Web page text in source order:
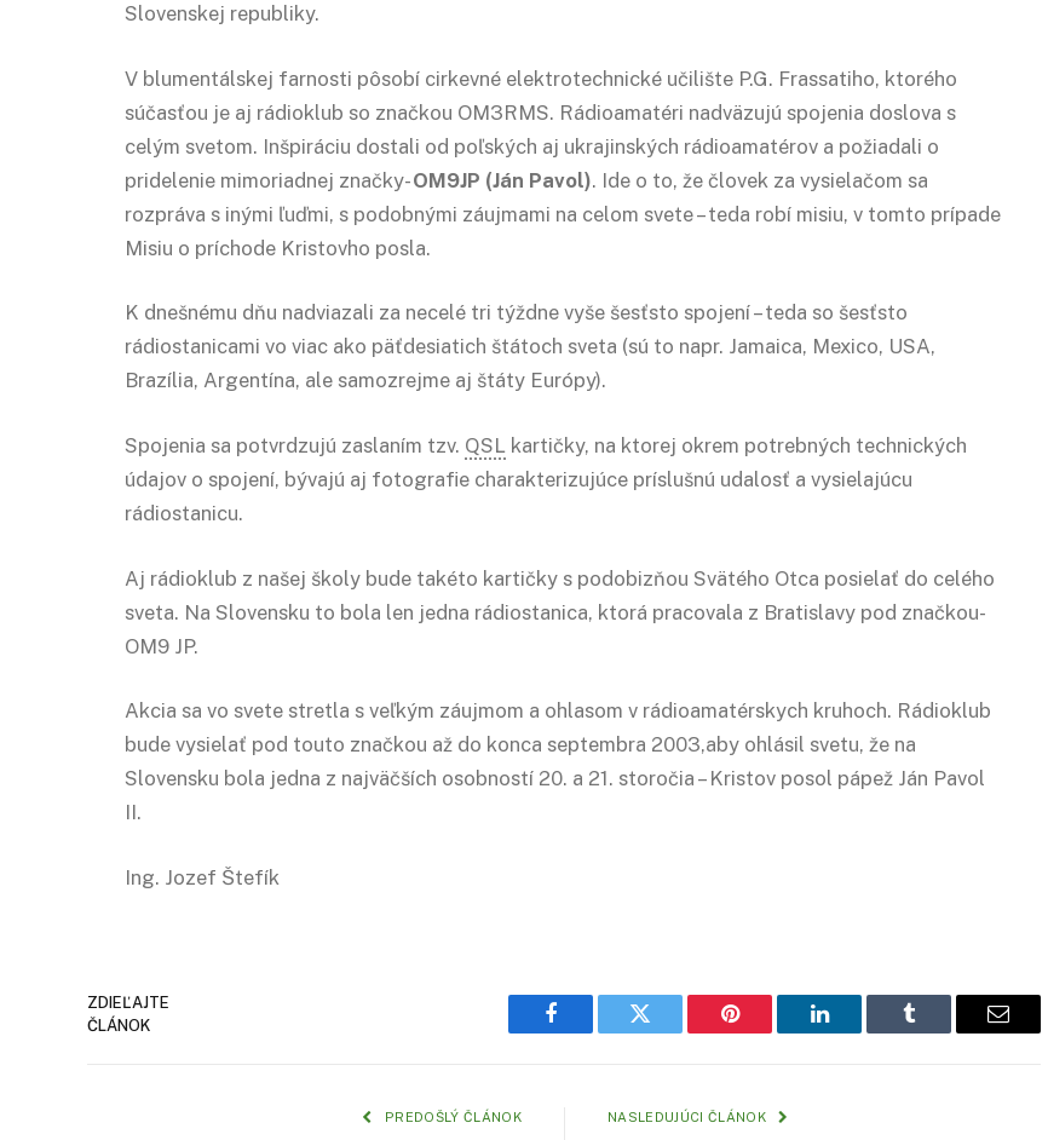
Slovenskej republiky.
V blumentálskej farnosti pôsobí cirkevné elektrotechnické učilište P.G. Frassatiho, ktorého
súčasťou je aj rádioklub so značkou OM3RMS. Rádioamatéri nadväzujú spojenia doslova s
celým svetom. Inšpiráciu dostali od poľských aj ukrajinských rádioamatérov a požiadali o
pridelenie mimoriadnej značky-OM9JP (Ján Pavol). Ide o to, že človek za vysielačom sa
rozpráva s inými ľuďmi, s podobnými záujmami na celom svete – teda robí misiu, v tomto prípade
Misiu o príchode Kristovho posla.
K dnešnému dňu nadviazali za necelé tri týždne vyše šesťsto spojení – teda so šesťsto
rádiostanicami vo viac ako päťdesiatich štátoch sveta (sú to napr. Jamaica, Mexico, USA,
Brazília, Argentína, ale samozrejme aj štáty Európy).
Spojenia sa potvrdzujú zaslaním tzv. QSL kartičky, na ktorej okrem potrebných technických
údajov o spojení, bývajú aj fotografie charakterizujúce príslušnú udalosť a vysielajúcu
rádiostanicu.
Aj rádioklub z našej školy bude takéto kartičky s podobizňou Svätého Otca posielať do celého
sveta. Na Slovensku to bola len jedna rádiostanica, ktorá pracovala z Bratislavy pod značkou-
OM9 JP.
Akcia sa vo svete stretla s veľkým záujmom a ohlasom v rádioamatérskych kruhoch. Rádioklub
bude vysielať pod touto značkou až do konca septembra 2003,aby ohlásil svetu, že na
Slovensku bola jedna z najväčších osobností 20. a 21. storočia – Kristov posol pápež Ján Pavol
II.
Ing. Jozef Štefík
ZDIEĽAJTE
ČLÁNOK
Facebook Twitter Pinterest LinkedIn Tumblr Email
PREDOŠLÝ ČLÁNOK NASLEDUJÚCI ČLÁNOK